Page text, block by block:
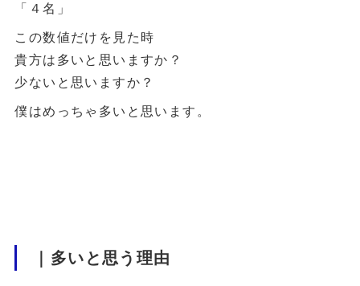
「４名」
この数値だけを見た時
貴方は多いと思いますか？
少ないと思いますか？
僕はめっちゃ多いと思います。
｜多いと思う理由